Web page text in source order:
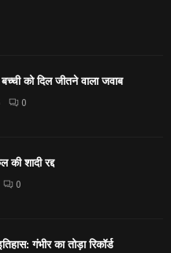
बच्ची को दिल जीतने वाला जवाब
0
की शादी रद्द
0
गंभीर का तोड़ा रिकॉर्ड